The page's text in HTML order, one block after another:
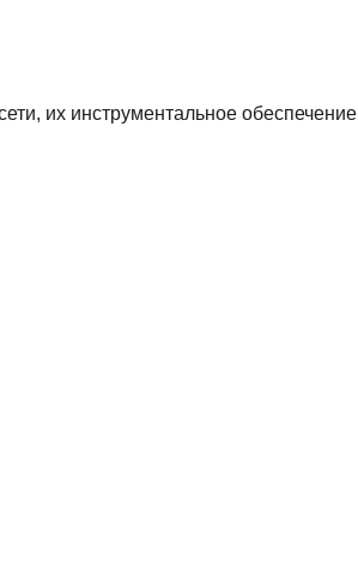
их инструментальное обеспечение